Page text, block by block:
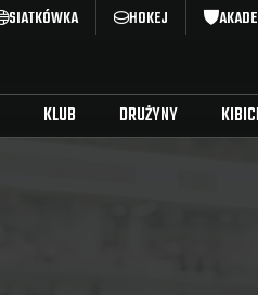
SIATKÓWKA HOKEJ
KLUB DRUŻYNY